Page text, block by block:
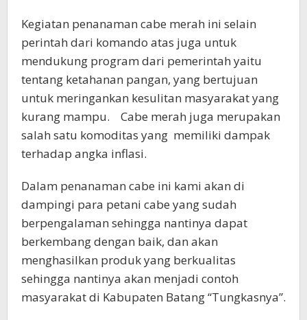
Kegiatan penanaman cabe merah ini selain
perintah dari komando atas juga untuk
mendukung program dari pemerintah yaitu
tentang ketahanan pangan, yang bertujuan
untuk meringankan kesulitan masyarakat yang
kurang mampu. Cabe merah juga merupakan
salah satu komoditas yang memiliki dampak
terhadap angka inflasi.
Dalam penanaman cabe ini kami akan di
dampingi para petani cabe yang sudah
berpengalaman sehingga nantinya dapat
berkembang dengan baik, dan akan
menghasilkan produk yang berkualitas
sehingga nantinya akan menjadi contoh
masyarakat di Kabupaten Batang “Tungkasnya”.